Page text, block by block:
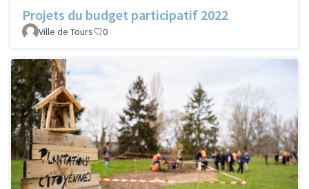
Projets du budget participatif 2022
Ville de Tours 0